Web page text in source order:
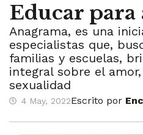
Educar para
Anagrama, es una
especialistas que,
familias y escuelas,
integral sobre el
sexualidad
4 May, 2022Escrito por